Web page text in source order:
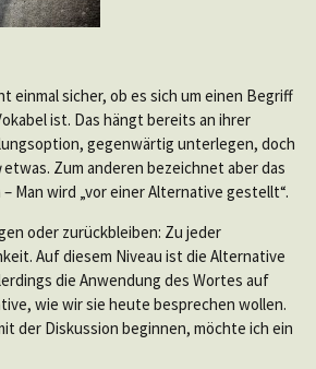
einmal sicher, ob es sich um einen Begriff
ist. Das hängt bereits an ihrer
gegenwärtig unterlegen, doch
etwas. Zum anderen bezeichnet aber das
Man wird „vor einer Alternative gestellt“.
oder zurückbleiben: Zu jeder
Auf diesem Niveau ist die Alternative
die Anwendung des Wortes auf
wie wir sie heute besprechen wollen.
der Diskussion beginnen, möchte ich ein